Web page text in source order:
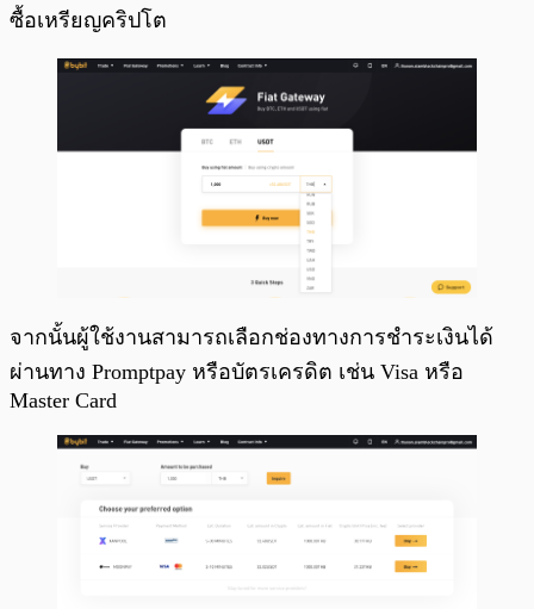
ซื้อเหรียญคริปโต
จากนั้นผู้ใช้งานสามารถเลือกช่องทางการชำระเงินได้
ผ่านทาง Promptpay หรือบัตรเครดิต เช่น Visa หรือ
Master Card